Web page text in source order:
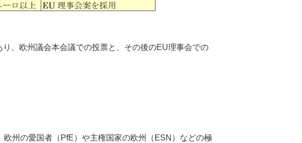
、欧州議会本会議での投票と、その後のEU理事会での
州の愛国者（PfE）や主権国家の欧州（ESN）などの極